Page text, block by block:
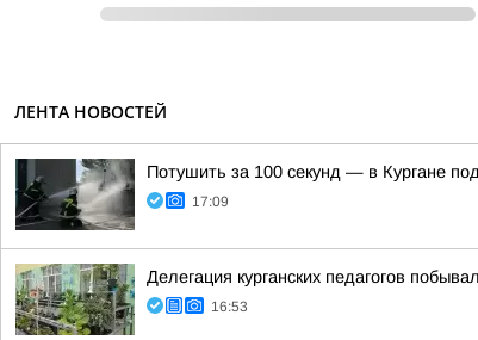
ЛЕНТА НОВОСТЕЙ
Потушить за 100 секунд — в Кургане
17:09
Делегация курганских педагогов
16:53